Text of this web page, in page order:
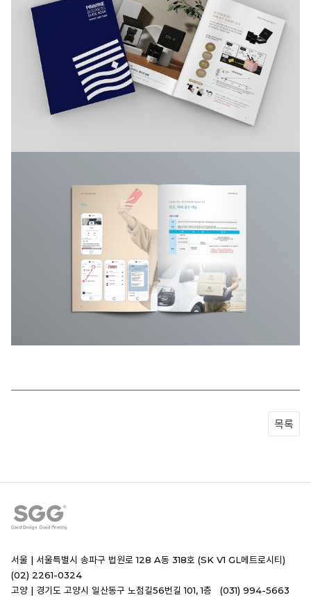
목록
서울 | 서울특별시 송파구 법원로 128 A동 318호 (SK V1 GL메트로시티)
(02) 2261-0324
고양 | 경기도 고양시 일산동구 노첨길56번길 101, 1층 (031) 994-5663